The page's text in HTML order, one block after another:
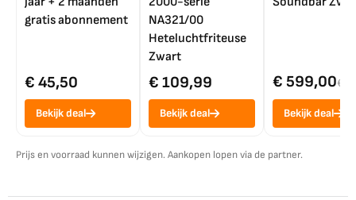
gratis abonnement
€ 45,50
Bekijk deal
NA321/00
Heteluchtfriteuse
Zwart
€ 109,99
Bekijk deal
€ 599,00€
Bekijk deal
Prijs en voorraad kunnen wijzigen. Aankopen lopen via de partner.